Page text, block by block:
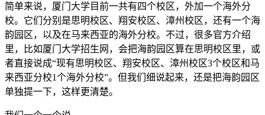
简单来说，厦门大学目前一共有四个校区，外加一个海外分
校。它们分别是思明校区、翔安校区、漳州校区，还有一个海
韵园区，以及在马来西亚的海外分校。不过，很多官方介绍
里，比如厦门大学招生网，会把海韵园区算在思明校区里，或
者直接说成“现有思明校区、翔安校区、漳州校区3个校区和马
来西亚分校1个海外分校”。但我们细说起来，还是把海韵园区
单独提一下，这样更清楚。